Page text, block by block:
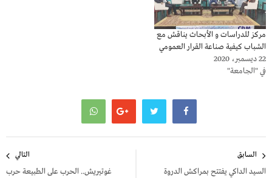
مركز للدراسات و الأبحاث يناقش مع
الشباب كيفية صناعة القرار العمومي
22 ديسمبر، 2020
في "الجامعة"
المقالات
السابق
السيد الداكي يفتتح بمراكش الدروة
التالي
غوتيريش.. الحرب على الطبيعة حرب